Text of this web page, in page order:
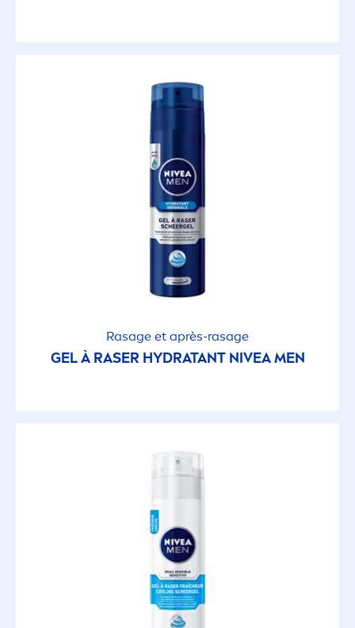
Rasage et après-rasage
GEL À RASER HYDRATANT NIVEA MEN